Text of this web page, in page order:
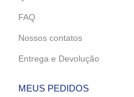
FAQ
Nossos contatos
Entrega e Devolução
MEUS PEDIDOS